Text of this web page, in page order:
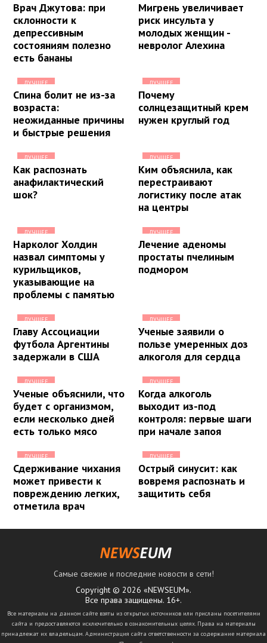
Врач Джутова: при
склонности к
депрессивным
состояниям полезно
есть бананы
Мигрень увеличивает
риск инсульта у
молодых женщин -
невролог Алехина
ЛУЧШЕЕ
Спина болит не из-за
возраста:
неожиданные причины
и быстрые решения
ЛУЧШЕЕ
Почему
солнцезащитный крем
нужен круглый год
ЛУЧШЕЕ
Как распознать
анафилактический
шок?
ЛУЧШЕЕ
Ким объяснила, как
перестраивают
логистику после атак
на центры
ЛУЧШЕЕ
Нарколог Холдин
назвал симптомы у
курильщиков,
указывающие на
проблемы с памятью
ЛУЧШЕЕ
Лечение аденомы
простаты пчелиным
подмором
ЛУЧШЕЕ
Главу Ассоциации
футбола Аргентины
задержали в США
ЛУЧШЕЕ
Ученые заявили о
пользе умеренных доз
алкоголя для сердца
ЛУЧШЕЕ
Ученые объяснили, что
будет с организмом,
если несколько дней
есть только мясо
ЛУЧШЕЕ
Когда алкоголь
выходит из-под
контроля: первые шаги
при начале запоя
ЛУЧШЕЕ
Сдерживание чихания
может привести к
повреждению легких,
отметила врач
ЛУЧШЕЕ
Острый синусит: как
вовремя распознать и
защитить себя
Самые свежие и последние новости в сети!
Copyright © 2026 «NEWSEUM».
Все права защищены. 16+.
Все материалы на данном сайте взяты из открытых источников или присланы посетителями
сайта и предоставляются исключительно в ознакомительных целях. Права на материалы
принадлежат их владельцам. Администрация сайта ответственности за содержание материала